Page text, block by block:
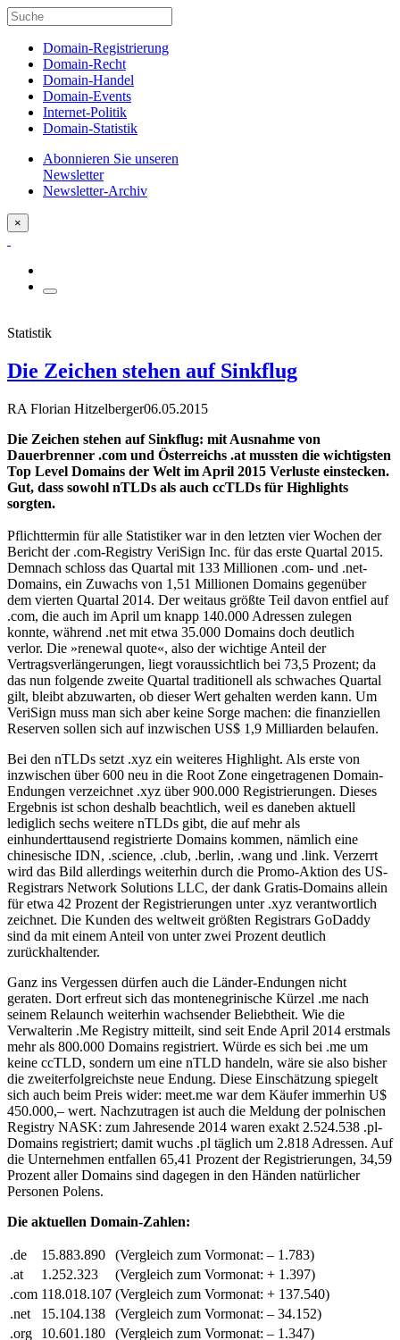
Domain-Registrierung
Domain-Recht
Domain-Handel
Domain-Events
Internet-Politik
Domain-Statistik
Abonnieren Sie unseren
Newsletter
Newsletter-Archiv
×
Statistik
Die Zeichen stehen auf Sinkflug
RA Florian Hitzelberger06.05.2015
Die Zeichen stehen auf Sinkflug: mit Ausnahme von
Dauerbrenner .com und Österreichs .at mussten die wichtigsten
Top Level Domains der Welt im April 2015 Verluste einstecken.
Gut, dass sowohl nTLDs als auch ccTLDs für Highlights
sorgten.
Pflichttermin für alle Statistiker war in den letzten vier Wochen der
Bericht der .com-Registry VeriSign Inc. für das erste Quartal 2015.
Demnach schloss das Quartal mit 133 Millionen .com- und .net-
Domains, ein Zuwachs von 1,51 Millionen Domains gegenüber
dem vierten Quartal 2014. Der weitaus größte Teil davon entfiel auf
.com, die auch im April um knapp 140.000 Adressen zulegen
konnte, während .net mit etwa 35.000 Domains doch deutlich
verlor. Die »renewal quote«, also der wichtige Anteil der
Vertragsverlängerungen, liegt voraussichtlich bei 73,5 Prozent; da
das nun folgende zweite Quartal traditionell als schwaches Quartal
gilt, bleibt abzuwarten, ob dieser Wert gehalten werden kann. Um
VeriSign muss man sich aber keine Sorge machen: die finanziellen
Reserven sollen sich auf inzwischen US$ 1,9 Milliarden belaufen.
Bei den nTLDs setzt .xyz ein weiteres Highlight. Als erste von
inzwischen über 600 neu in die Root Zone eingetragenen Domain-
Endungen verzeichnet .xyz über 900.000 Registrierungen. Dieses
Ergebnis ist schon deshalb beachtlich, weil es daneben aktuell
lediglich sechs weitere nTLDs gibt, die auf mehr als
einhunderttausend registrierte Domains kommen, nämlich eine
chinesische IDN, .science, .club, .berlin, .wang und .link. Verzerrt
wird das Bild allerdings weiterhin durch die Promo-Aktion des US-
Registrars Network Solutions LLC, der dank Gratis-Domains allein
für etwa 42 Prozent der Registrierungen unter .xyz verantwortlich
zeichnet. Die Kunden des weltweit größten Registrars GoDaddy
sind da mit einem Anteil von unter zwei Prozent deutlich
zurückhaltender.
Ganz ins Vergessen dürfen auch die Länder-Endungen nicht
geraten. Dort erfreut sich das montenegrinische Kürzel .me nach
seinem Relaunch weiterhin wachsender Beliebtheit. Wie die
Verwalterin .Me Registry mitteilt, sind seit Ende April 2014 erstmals
mehr als 800.000 Domains registriert. Würde es sich bei .me um
keine ccTLD, sondern um eine nTLD handeln, wäre sie also bisher
die zweiterfolgreichste neue Endung. Diese Einschätzung spiegelt
sich auch beim Preis wider: meet.me war dem Käufer immerhin U$
450.000,– wert. Nachzutragen ist auch die Meldung der polnischen
Registry NASK: zum Jahresende 2014 waren exakt 2.524.538 .pl-
Domains registriert; damit wuchs .pl täglich um 2.818 Adressen. Auf
die Unternehmen entfallen 65,41 Prozent der Registrierungen, 34,59
Prozent aller Domains sind dagegen in den Händen natürlicher
Personen Polens.
Die aktuellen Domain-Zahlen:
.de 15.883.890 (Vergleich zum Vormonat: – 1.783)
.at
1.252.323 (Vergleich zum Vormonat: + 1.397)
.com 118.018.107 (Vergleich zum Vormonat: + 137.540)
.net
15.104.138 (Vergleich zum Vormonat: – 34.152)
.org
10.601.180 (Vergleich zum Vormonat: – 1.347)